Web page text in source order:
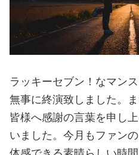
ラッキーセブン！なマン
無事に終演致しました。
皆様へ感謝の言葉を申し
いました。今月もファン